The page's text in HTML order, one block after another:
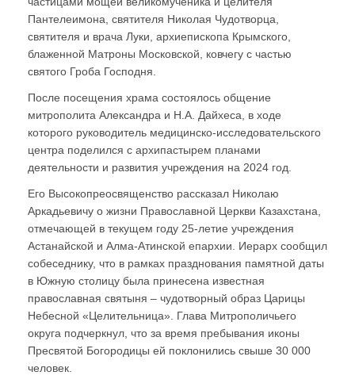
Пантелеимона, святителя Николая Чудотворца,
святителя и врача Луки, архиепископа Крымского,
блаженной Матроны Московской, ковчегу с частью
святого Гроба Господня.
После посещения храма состоялось общение
митрополита Александра и Н.А. Дайхеса, в ходе
которого руководитель медицинско-исследовательского
центра поделился с архипастырем планами
деятельности и развития учреждения на 2024 год.
Его Высокопреосвященство рассказал Николаю
Аркадьевичу о жизни Православной Церкви Казахстана,
отмечающей в текущем году 25-летие учреждения
Астанайской и Алма-Атинской епархии. Иерарх сообщил
собеседнику, что в рамках празднования памятной даты
в Южную столицу была принесена известная
православная святыня – чудотворный образ Царицы
Небесной «Целительница». Глава Митрополичьего
округа подчеркнул, что за время пребывания иконы
Пресвятой Богородицы ей поклонились свыше 30 000
человек.